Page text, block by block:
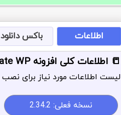
اطلاعات باکس دانلود
📒 اطلاعات کلی افزونه Affiliate WP
لیست اطلاعات مورد نیاز برای نصب
نسخه فعلی: 2.34.2